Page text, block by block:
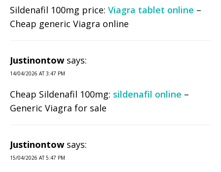
Sildenafil 100mg price: Viagra tablet online –
Cheap generic Viagra online
Justinontow says:
14/04/2026 AT 3:47 PM
Cheap Sildenafil 100mg: sildenafil online –
Generic Viagra for sale
Justinontow says:
15/04/2026 AT 5:47 PM